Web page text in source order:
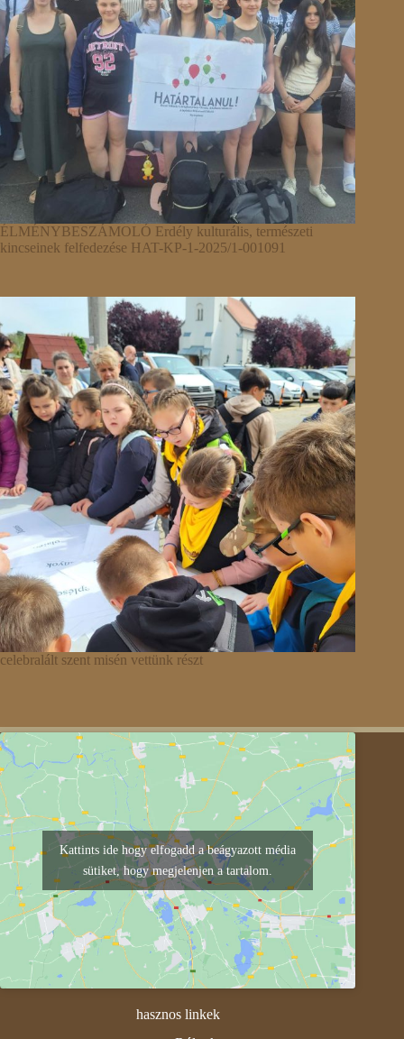
ÉLMÉNYBESZÁMOLÓ Erdély kulturális, természeti
kincseinek felfedezése HAT-KP-1-2025/1-001091
celebralált szent misén vettünk részt
Kattints ide hogy elfogadd a beágyazott média
sütiket, hogy megjelenjen a tartalom.
hasznos linkek